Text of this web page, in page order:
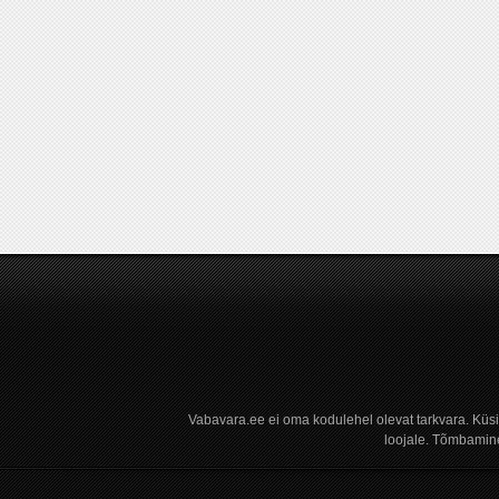
Vabavara.ee ei oma kodulehel olevat tarkvara.
loojale.